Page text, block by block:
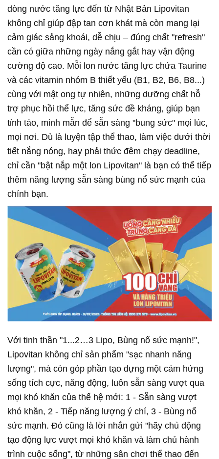
dòng nước tăng lực đến từ Nhật Bản Lipovitan
không chỉ giúp đập tan cơn khát mà còn mang lại
cảm giác sảng khoái, dễ chịu – đúng chất "refresh"
cần có giữa những ngày nắng gắt hay vận động
cường độ cao. Mỗi lon nước tăng lực chứa Taurine
và các vitamin nhóm B thiết yếu (B1, B2, B6, B8...)
cùng với mật ong tự nhiên, những dưỡng chất hỗ
trợ phục hồi thể lực, tăng sức đề kháng, giúp bạn
tỉnh táo, minh mẫn để sẵn sàng "bung sức" mọi lúc,
mọi nơi. Dù là luyện tập thể thao, làm việc dưới thời
tiết nắng nóng, hay phải thức đêm chạy deadline,
chỉ cần "bật nắp một lon Lipovitan" là bạn có thể tiếp
thêm năng lượng sẵn sàng bùng nổ sức mạnh của
chính bạn.
Với tinh thần "1...2…3 Lipo, Bùng nổ sức mạnh!",
Lipovitan không chỉ sản phẩm "sạc nhanh năng
lượng", mà còn góp phần tạo dựng một cảm hứng
sống tích cực, năng động, luôn sẵn sàng vượt qua
mọi khó khăn của thế hệ mới: 1 - Sẵn sàng vượt
khó khăn, 2 - Tiếp năng lượng ý chí, 3 - Bùng nổ
sức mạnh. Đó cũng là lời nhắn gửi "hãy chủ động
tạo động lực vượt mọi khó khăn và làm chủ hành
trình cuộc sống", từ những sân chơi thể thao đến